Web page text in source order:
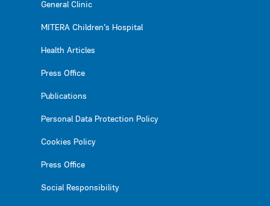
General Clinic
MITERA Children’s Hospital
Health Articles
Press Office
Publications
Personal Data Protection Policy
Cookies Policy
Press Office
Social Responsibility